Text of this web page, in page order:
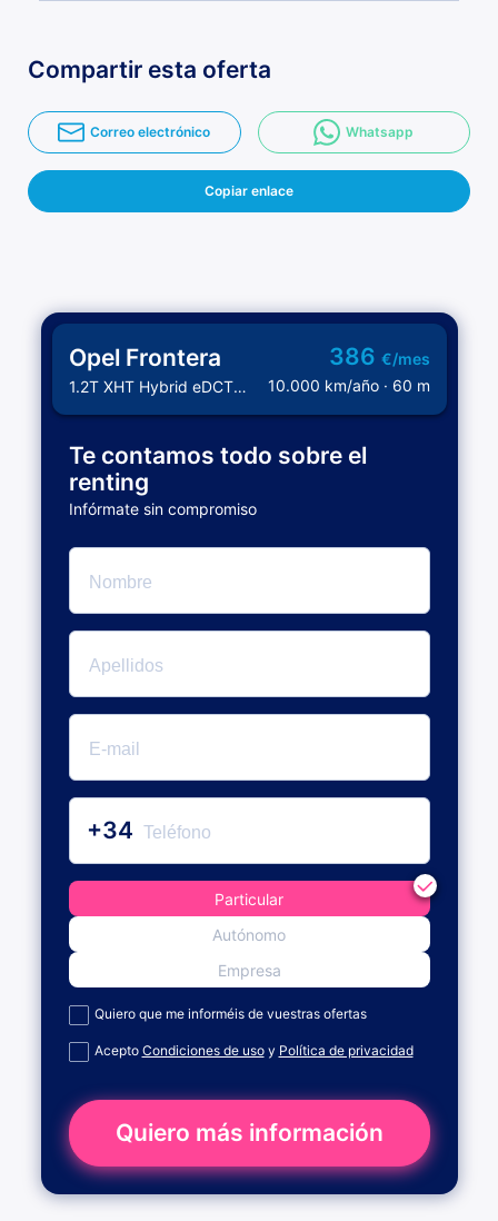
Compartir esta oferta
Correo electrónico Whatsapp
Copiar enlace
Opel Frontera
1.2T XHT Hybrid eDCT 107kW GS
386 €/mes
10.000 km/año · 60 m
Te contamos todo sobre el
renting
Infórmate sin compromiso
+34
Particular
Autónomo
Empresa
Quiero que me informéis de vuestras ofertas
Acepto Condiciones de usoy Política de privacidad
Quiero más información